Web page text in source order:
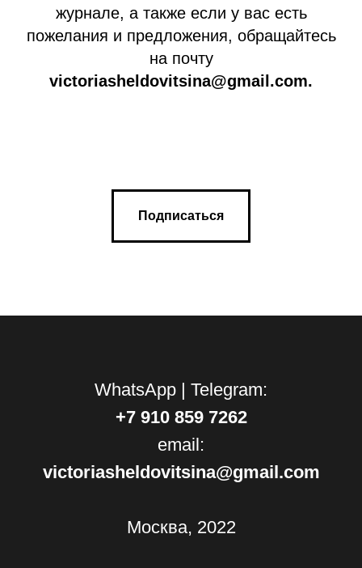
журнале, а также если у вас есть
пожелания и предложения, обращайтесь
на почту
victoriasheldovitsina@gmail.com.
Подписаться
WhatsApp | Telegram:
+7 910 859 7262
email:
victoriasheldovitsina@gmail.com
Москва, 2022